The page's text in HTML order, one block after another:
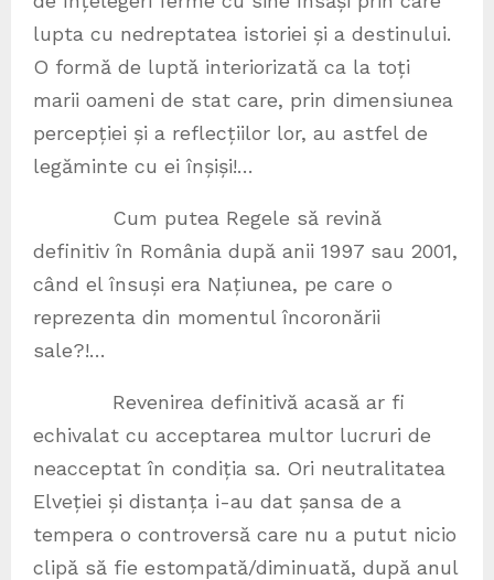
lupta cu nedreptatea istoriei și a destinului.
O formă de luptă interiorizată ca la toți
marii oameni de stat care, prin dimensiunea
percepției și a reflecțiilor lor, au astfel de
legăminte cu ei înșiși!…
Cum putea Regele să revină
definitiv în România după anii 1997 sau 2001,
când el însuși era Națiunea, pe care o
reprezenta din momentul încoronării
sale?!…
Revenirea definitivă acasă ar fi
echivalat cu acceptarea multor lucruri de
neacceptat în condiția sa. Ori neutralitatea
Elveției și distanța i-au dat șansa de a
tempera o controversă care nu a putut nicio
clipă să fie estompată/diminuată, după anul